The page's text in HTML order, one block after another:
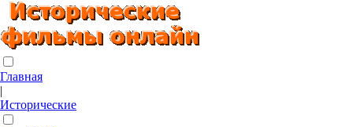
Главная
|
Исторические